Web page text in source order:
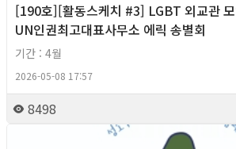
[190호][활동스케치 #3] LGBT 외교관
UN인권최고대표사무소 에릭 송별회
기간 : 4월
2026-05-08 17:57
8498